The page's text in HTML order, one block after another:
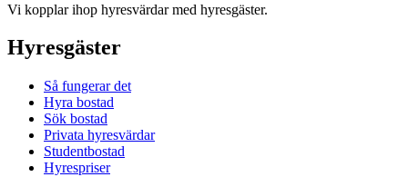
Vi kopplar ihop hyresvärdar med hyresgäster.
Hyresgäster
Så fungerar det
Hyra bostad
Sök bostad
Privata hyresvärdar
Studentbostad
Hyrespriser